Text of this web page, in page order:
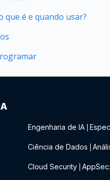
que é e quando usar?
Engenharia de IA
Ciência de Dados
Cloud Security